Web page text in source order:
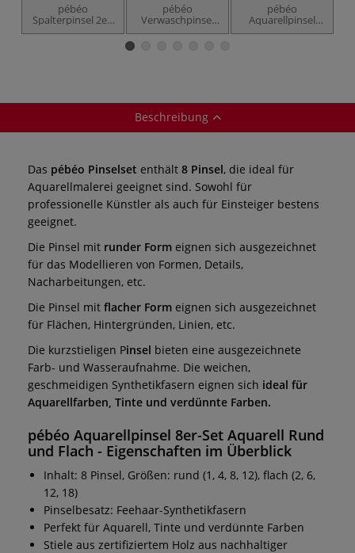
pébéo
Spalterpinsel 2er-
Set Aquarell,
pébéo
Verwaschpinsel
2er-Set Aquarell,
pébéo
Aquarellpinsel
12er-Set, Feehaar-
Beschreibung
Das pébéo Pinselset enthält 8 Pinsel, die ideal für
Aquarellmalerei geeignet sind. Sowohl für
professionelle Künstler als auch für Einsteiger bestens
geeignet.
Die Pinsel mit runder Form eignen sich ausgezeichnet
für das Modellieren von Formen, Details,
Nacharbeitungen, etc.
Die Pinsel mit flacher Form eignen sich ausgezeichnet
für Flächen, Hintergründen, Linien, etc.
Die kurzstieligen Pinsel bieten eine ausgezeichnete
Farb- und Wasseraufnahme. Die weichen,
geschmeidigen Synthetikfasern eignen sich ideal für
Aquarellfarben, Tinte und verdünnte Farben.
pébéo Aquarellpinsel 8er-Set Aquarell Rund
und Flach - Eigenschaften im Überblick
Inhalt: 8 Pinsel, Größen: rund (1, 4, 8, 12), flach (2, 6,
12, 18)
Pinselbesatz: Feehaar-Synthetikfasern
Perfekt für Aquarell, Tinte und verdünnte Farben
Stiele aus zertifiziertem Holz aus nachhaltiger